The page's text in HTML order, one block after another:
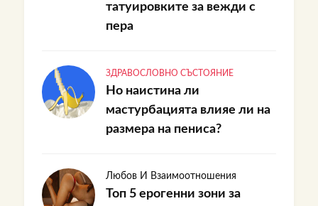
татуировките за вежди с
пера
ЗДРАВОСЛОВНО СЪСТОЯНИЕ
Но наистина ли
мастурбацията влияе ли на
размера на пениса?
Любов И Взаимоотношения
Топ 5 ерогенни зони за